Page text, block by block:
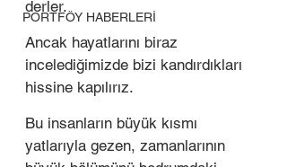
PORTFÖY HABERLERİ
derler.
Ancak hayatlarını biraz
incelediğimizde bizi kandırdıkları
hissine kapılırız.
Bu insanların büyük kısmı
yatlarıyla gezen, zamanlarının